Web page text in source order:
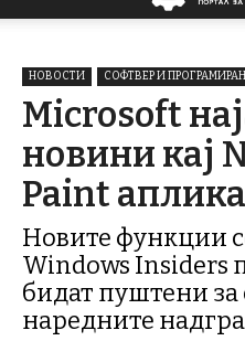
НОВОСТИ СОФТВЕР И
Microsoft
новини кај
Paint
Новите функции
Windows Insiders
бидат пуштени за
наредните